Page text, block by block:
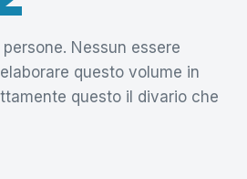
Nessun essere
questo volume in
questo il divario che